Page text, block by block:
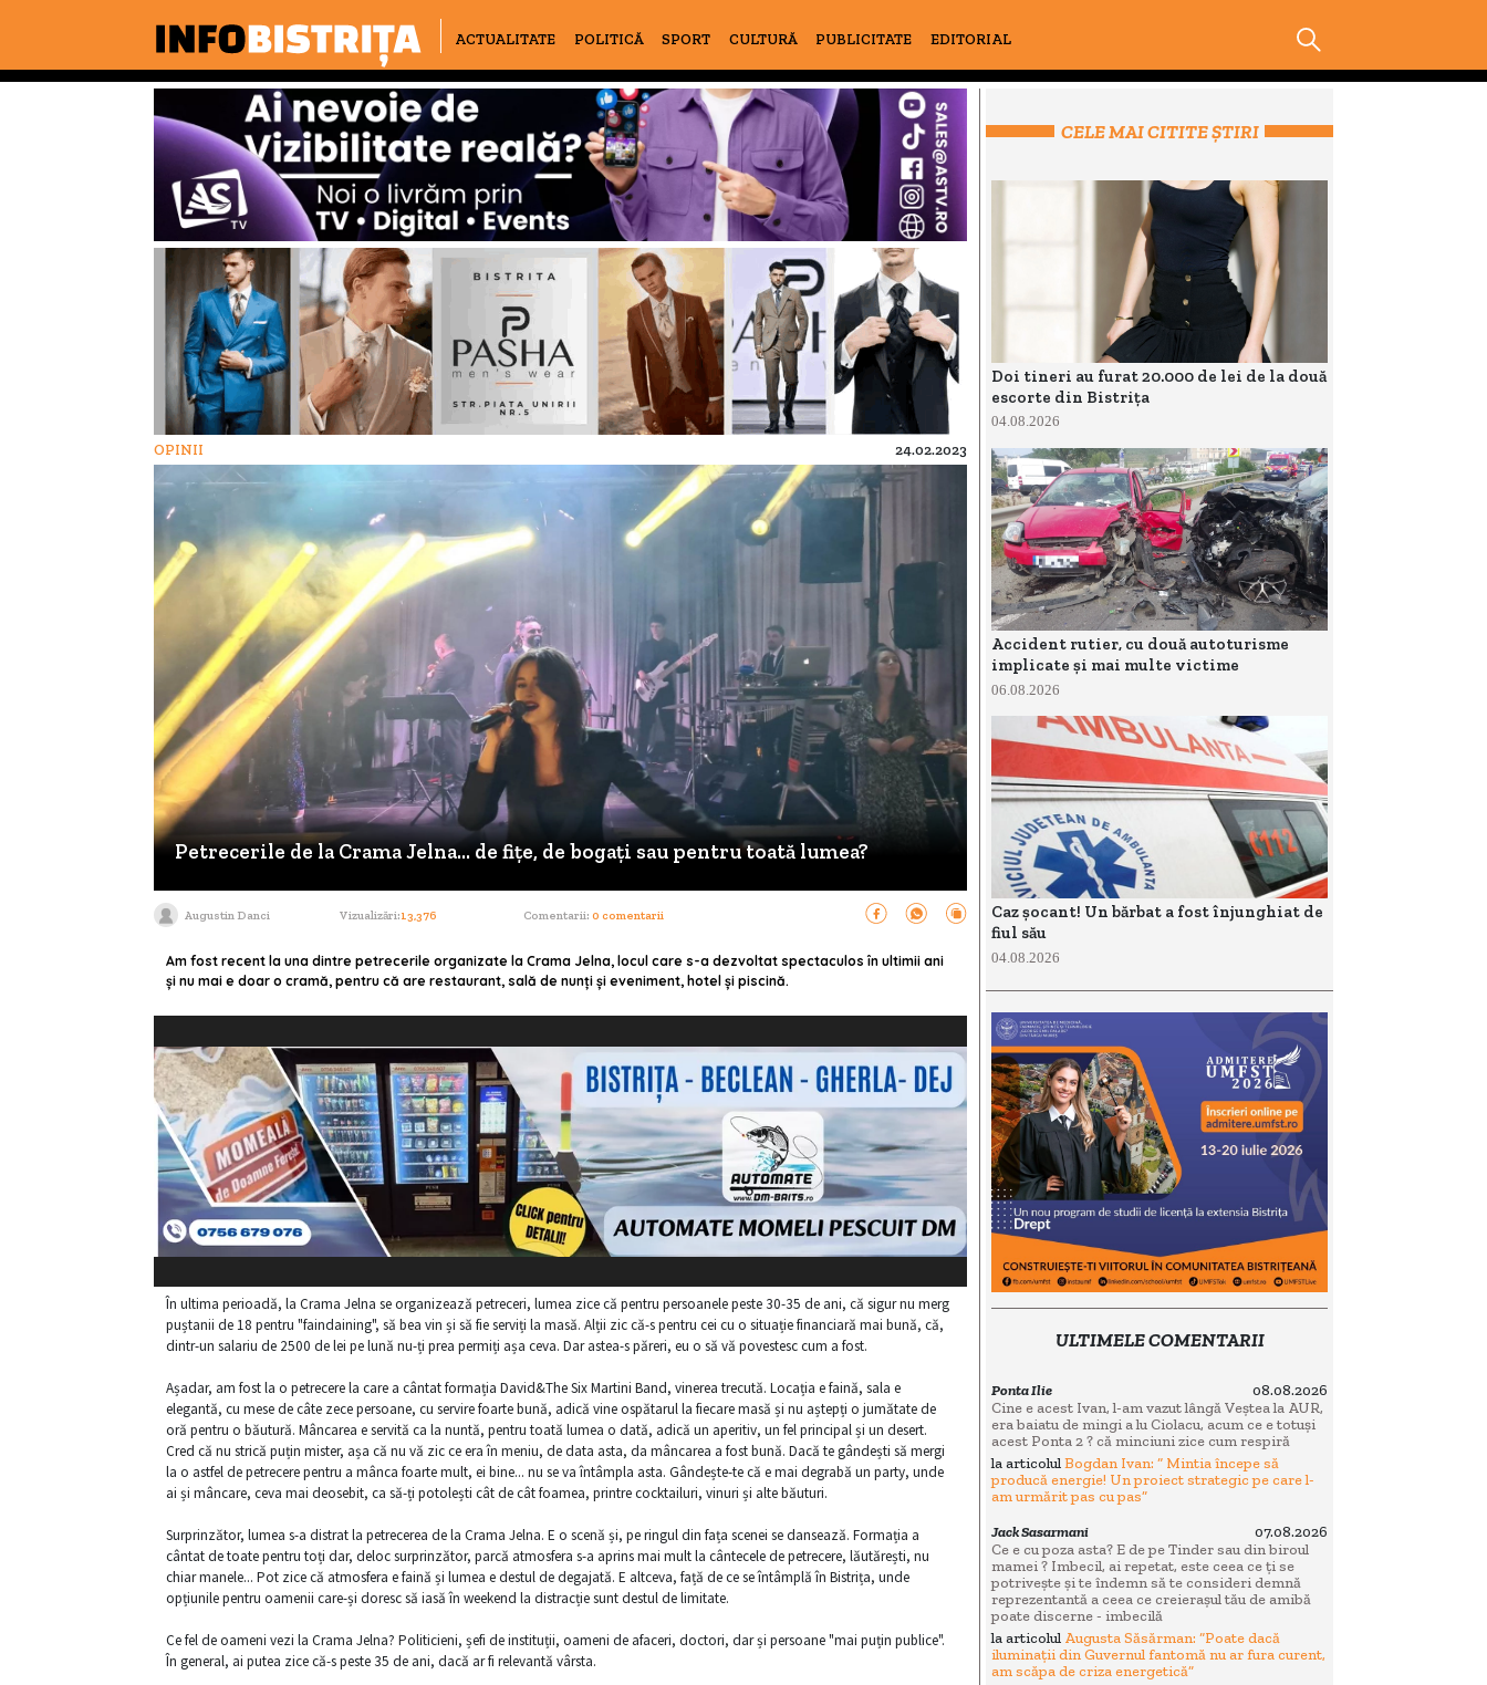
ACTUALITATE POLITICĂ SPORT CULTURĂ PUBLICITATE EDITORIAL
OPINII 24.02.2023
Petrecerile de la Crama Jelna... de fițe, de bogați sau pentru toată lumea?
Augustin Danci Vizualizări:13,376 Comentarii: 0 comentarii
Am fost recent la una dintre petrecerile organizate la Crama Jelna, locul care s-a dezvoltat spectaculos în ultimii ani
și nu mai e doar o cramă, pentru că are restaurant, sală de nunți și eveniment, hotel și piscină.
În ultima perioadă, la Crama Jelna se organizează petreceri, lumea zice că pentru persoanele peste 30-35 de ani, că sigur nu merg
puștanii de 18 pentru "faindaining", să bea vin și să fie serviți la masă. Alții zic că-s pentru cei cu o situație financiară mai bună, că,
dintr-un salariu de 2500 de lei pe lună nu-ți prea permiți așa ceva. Dar astea-s păreri, eu o să vă povestesc cum a fost.
Așadar, am fost la o petrecere la care a cântat formația David&The Six Martini Band, vinerea trecută. Locația e faină, sala e
elegantă, cu mese de câte zece persoane, cu servire foarte bună, adică vine ospătarul la fiecare masă și nu aștepți o jumătate de
oră pentru o băutură. Mâncarea e servită ca la nuntă, pentru toată lumea o dată, adică un aperitiv, un fel principal și un desert.
Cred că nu strică puțin mister, așa că nu vă zic ce era în meniu, de data asta, da mâncarea a fost bună. Dacă te gândești să mergi
la o astfel de petrecere pentru a mânca foarte mult, ei bine... nu se va întâmpla asta. Gândește-te că e mai degrabă un party, unde
ai și mâncare, ceva mai deosebit, ca să-ți potolești cât de cât foamea, printre cocktailuri, vinuri și alte băuturi.
Surprinzător, lumea s-a distrat la petrecerea de la Crama Jelna. E o scenă și, pe ringul din fața scenei se dansează. Formația a
cântat de toate pentru toți dar, deloc surprinzător, parcă atmosfera s-a aprins mai mult la cântecele de petrecere, lăutărești, nu
chiar manele... Pot zice că atmosfera e faină și lumea e destul de degajată. E altceva, față de ce se întâmplă în Bistrița, unde
opțiunile pentru oamenii care-și doresc să iasă în weekend la distracție sunt destul de limitate.
Ce fel de oameni vezi la Crama Jelna? Politicieni, șefi de instituții, oameni de afaceri, doctori, dar și persoane "mai puțin publice".
În general, ai putea zice că-s peste 35 de ani, dacă ar fi relevantă vârsta.
CELE MAI CITITE ȘTIRI
Doi tineri au furat 20.000 de lei de la două
escorte din Bistrița
04.08.2026
Accident rutier, cu două autoturisme
implicate și mai multe victime
06.08.2026
Caz șocant! Un bărbat a fost înjunghiat de
fiul său
04.08.2026
ULTIMELE COMENTARII
Ponta Ilie
08.08.2026
Cine e acest Ivan, l-am vazut lângă Veștea la AUR,
era baiatu de mingi a lu Ciolacu, acum ce e totuși
acest Ponta 2 ? că minciuni zice cum respiră
la articolulBogdan Ivan: “ Mintia începe să
producă energie! Un proiect strategic pe care l-
am urmărit pas cu pas”
Jack Sasarmani
07.08.2026
Ce e cu poza asta? E de pe Tinder sau din biroul
mamei ? Imbecil, ai repetat, este ceea ce ți se
potrivește și te îndemn să te consideri demnă
reprezentantă a ceea ce creierașul tău de amibă
poate discerne - imbecilă
la articolul Augusta Săsărman: “Poate dacă
iluminații din Guvernul fantomă nu ar fura curent,
am scăpa de criza energetică”